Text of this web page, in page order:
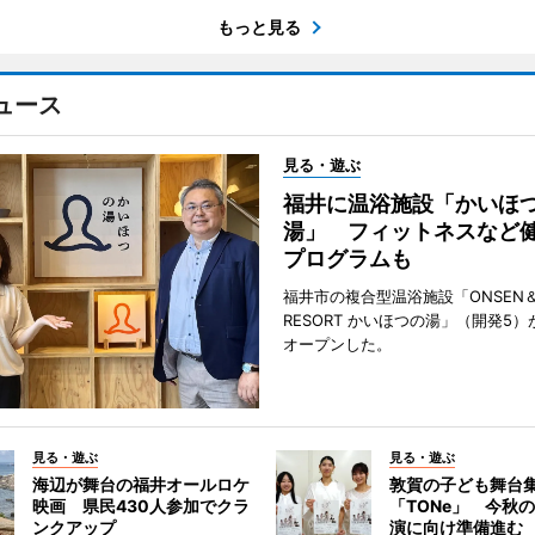
もっと見る
ース
見る・遊ぶ
福井に温浴施設「かいほ
湯」 フィットネスなど
プログラムも
福井市の複合型温浴施設「ONSEN
RESORT かいほつの湯」（開発5）
オープンした。
見る・遊ぶ
海辺が舞台の福井オールロケ
映画 県民430人参加でクラ
ンクアップ
見る・遊ぶ
敦賀の子ども舞台
「TONe」 今秋
演に向け準備進む